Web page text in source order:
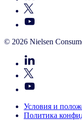
© 2026 Nielsen
Условия и
Политика